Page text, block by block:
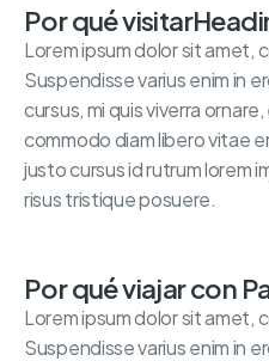
Por qué visitar
Lorem ipsum dolor sit amet,
Suspendisse varius enim in
cursus, mi quis viverra
commodo diam libero vitae
justo cursus id rutrum lorem
risus tristique posuere.
Por qué viajar con
Lorem ipsum dolor sit amet,
Suspendisse varius enim in